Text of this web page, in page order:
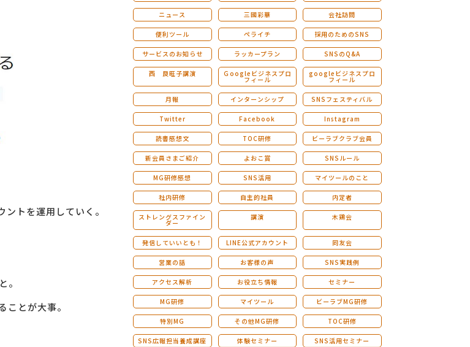
トを運用していく。
。
とが大事。
ニュース 三國彩華 会社訪問
便利ツール ペライチ 採用のためのSNS
サービスのお知らせ ラッカープラン SNSのQ&A
西 良旺子講演 Ｇoogleビジネスプロ
フィール
googleビジネスプロ
フィール
月報 インターンシップ SNSフェスティバル
Twitter Facebook Instagram
読書感想文 TOC研修 ビーラブクラブ会員
新会員さまご紹介 よおこ賞 SNSルール
MG研修感想 SNS活用 マイツールのこと
社内研修 自主的社員 内定者
ストレングスファイン
ダー
講演 木鶏会
発信していいとも！ LINE公式アカウント 同友会
営業の話 お客様の声 SNS実践例
アクセス解析 お役立ち情報 セミナー
MG研修 マイツール ビーラブMG研修
特別MG その他MG研修 TOC研修
SNS広報担当養成講座 体験セミナー SNS活用セミナー